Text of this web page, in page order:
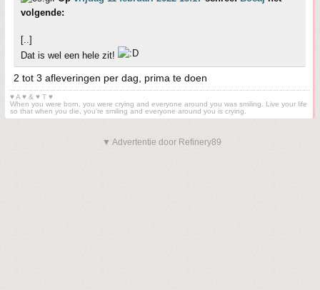
volgende:
[..]
Dat is wel een hele zit!
2 tot 3 afleveringen per dag, prima te doen
♥ A ♥ & ♥ T ♥
When you were born, you were crying and everyone around you was smiling. Live your life
so that when you die, you're smiling and everyone around you is crying.
▼ Advertentie door Refinery89